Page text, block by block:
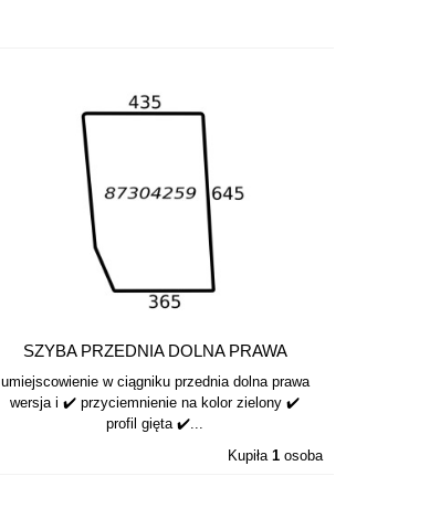
SZYBA PRZEDNIA DOLNA PRAWA
87304259
umiejscowienie w ciągniku przednia dolna prawa
wersja i ✔️ przyciemnienie na kolor zielony ✔️
profil gięta ✔️...
Kupiła 1osoba